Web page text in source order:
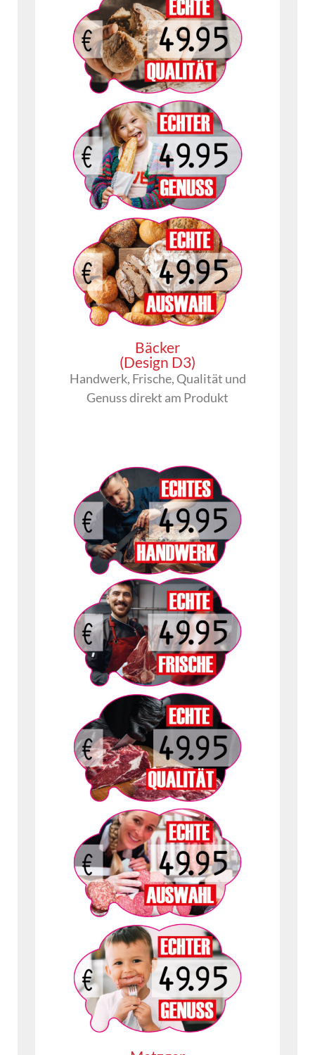
Bäcker
(Design D3)
Handwerk, Frische, Qualität und
Genuss direkt am Produkt